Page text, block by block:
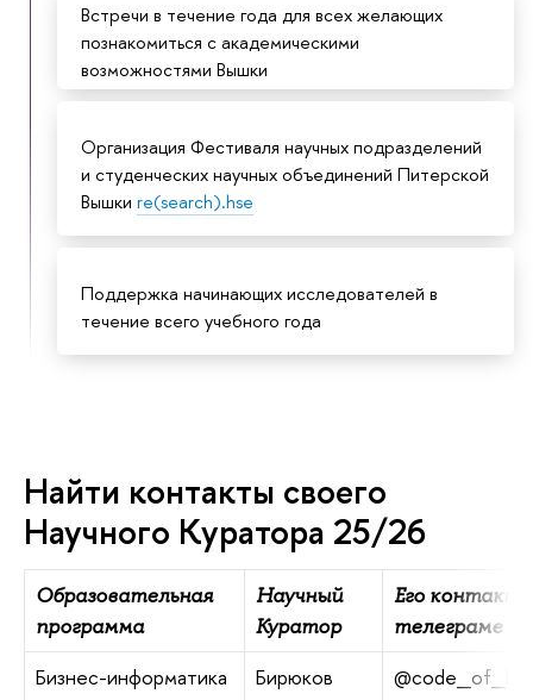
Встречи в течение года для всех желающих
познакомиться с академическими
возможностями Вышки
Организация Фестиваля научных подразделений
и студенческих научных объединений Питерской
Вышки re(search).hse
Поддержка начинающих исследователей в
течение всего учебного года
Найти контакты своего
Научного Куратора 25/26
Образовательная
программа
Научный
Куратор
Его контакт
телеграме
Бизнес-информатика
Бирюков
@code_of_law